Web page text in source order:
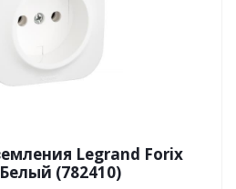
Legrand Forix
(782410)